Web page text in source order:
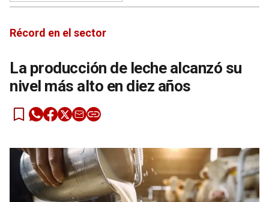
Récord en el sector
La producción de leche alcanzó su
nivel más alto en diez años